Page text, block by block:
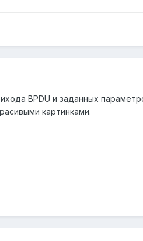
BPDU и заданных
картинками.